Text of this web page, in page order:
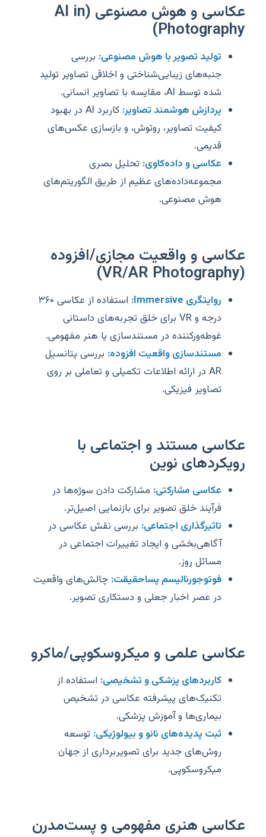
عکاسی و هوش مصنوعی (AI in
Photography)
تولید تصویر با هوش مصنوعی: بررسی
جنبه‌های زیبایی‌شناختی و اخلاقی تصاویر تولید
شده توسط AI، مقایسه با تصاویر انسانی.
پردازش هوشمند تصاویر:
کاربرد AI در بهبود
کیفیت تصاویر، روتوش، و بازسازی عکس‌های
قدیمی.
عکاسی و داده‌کاوی: تحلیل بصری
مجموعه‌داده‌های عظیم از طریق الگوریتم‌های
هوش مصنوعی.
عکاسی و واقعیت مجازی/افزوده
(VR/AR Photography)
روایتگری Immersive:
استفاده از عکاسی ۳۶۰
درجه و VR برای خلق تجربه‌های داستانی
غوطه‌ورکننده در مستندسازی یا هنر مفهومی.
مستندسازی واقعیت افزوده: بررسی پتانسیل
AR در ارائه اطلاعات تکمیلی و تعاملی بر روی
تصاویر فیزیکی.
عکاسی مستند و اجتماعی با
رویکردهای نوین
عکاسی مشارکتی: مشارکت دادن سوژه‌ها در
فرآیند خلق تصویر برای بازنمایی اصیل‌تر.
تاثیرگذاری اجتماعی: بررسی نقش عکاسی در
آگاهی‌بخشی و ایجاد تغییرات اجتماعی در
مسائل روز.
فوتوجورنالیسم پساحقیقت: چالش‌های واقعیت
در عصر اخبار جعلی و دستکاری تصویر.
عکاسی علمی و میکروسکوپی/ماکرو
کاربردهای پزشکی و تشخیصی: استفاده از
تکنیک‌های پیشرفته عکاسی در تشخیص
بیماری‌ها و آموزش پزشکی.
ثبت پدیده‌های نانو و بیولوژیکی: توسعه
روش‌های جدید برای تصویربرداری از جهان
میکروسکوپی.
عکاسی هنری مفهومی و پست‌مدرن